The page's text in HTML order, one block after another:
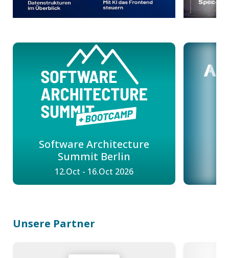
Software Architecture
Summit Berlin
12.Oct - 16.Oct 2026
Unsere Partner